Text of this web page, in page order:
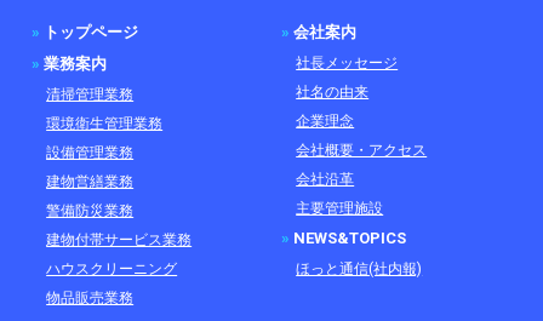
» トップページ
»業務案内
清掃管理業務
環境衛生管理業務
設備管理業務
建物営繕業務
警備防災業務
建物付帯サービス業務
ハウスクリーニング
物品販売業務
»会社案内
社長メッセージ
社名の由来
企業理念
会社概要・アクセス
会社沿革
主要管理施設
» NEWS&TOPICS
ほっと通信(社内報)